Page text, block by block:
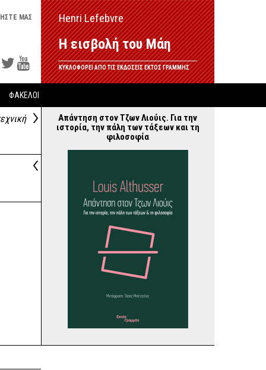
ΜΑΣ Henri Lefebvre
Η εισβολή του Μάη
ΚΥΚΛΟΦΟΡΕΙ ΑΠΟ ΤΙΣ ΕΚΔΟΣΕΙΣ ΕΚΤΟΣ ΓΡΑΜΜΗΣ
ΦΑΚΕΛΟΙ
Απάντηση στον Τζων Λιούις. Για την
ιστορία, την πάλη των τάξεων και τη
φιλοσοφία